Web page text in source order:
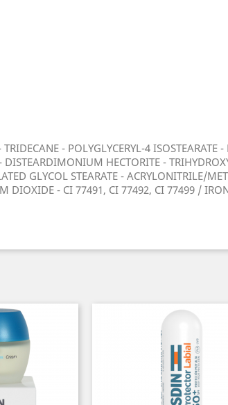
- POLYGLYCERYL-4 ISOSTEARATE
HECTORITE -
GLYCOL STEARATE - ACRYLONITRILE/
DIOXIDE - CI 77491, CI 77492, CI 77499 /